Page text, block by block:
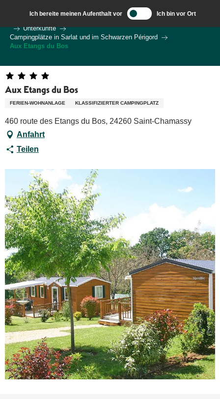
contenu
principal
Ich bereite meinen Aufenthalt vor Ich bin vor Ort
Ich bereite meine Reise vor
Unterkünfte
Campingplätze in Sarlat und im Schwarzen Périgord
Aux Etangs du Bos
Aux Etangs du Bos
FERIEN-WOHNANLAGE KLASSIFIZIERTER CAMPINGPLATZ
460 route des Etangs du Bos, 24260 Saint-Chamassy
Anfahrt
Teilen